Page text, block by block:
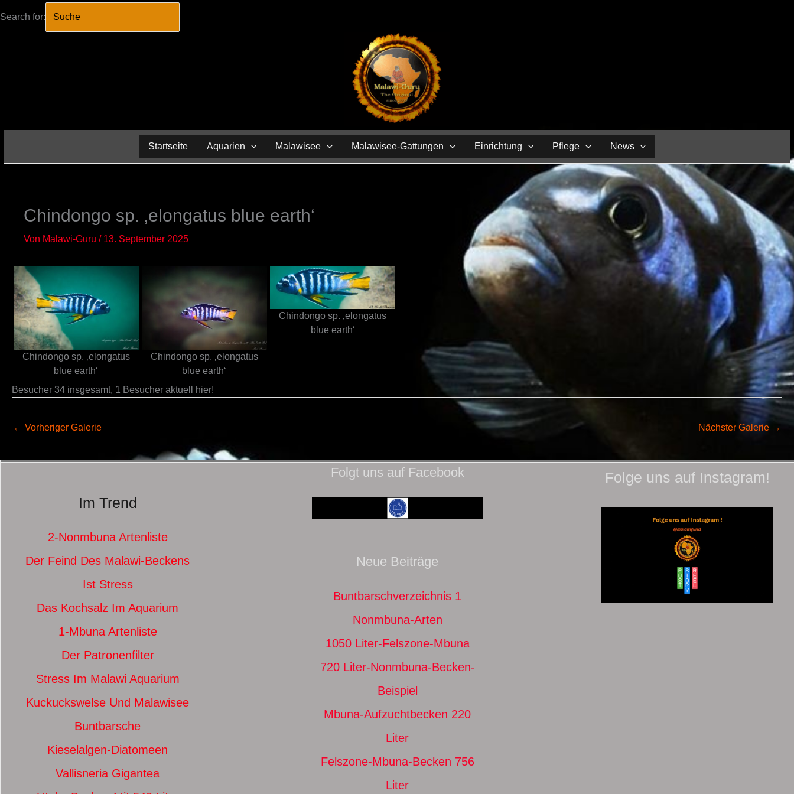
Search for:
Startseite Aquarien Malawisee Malawisee-Gattungen Einrichtung Pflege News
Chindongo sp. ‚elongatus blue earth‘
Von Malawi-Guru / 13. September 2025
Chindongo sp. ‚elongatus
blue earth‘
Chindongo sp. ‚elongatus
blue earth‘
Chindongo sp. ‚elongatus
blue earth‘
Besucher 34 insgesamt, 1 Besucher aktuell hier!
← Vorheriger Galerie Nächster Galerie →
Im Trend
2-Nonmbuna Artenliste
Der Feind Des Malawi-Beckens
Ist Stress
Das Kochsalz Im Aquarium
1-Mbuna Artenliste
Der Patronenfilter
Stress Im Malawi Aquarium
Kuckuckswelse Und Malawisee
Buntbarsche
Kieselalgen-Diatomeen
Vallisneria Gigantea
Folgt uns auf Facebook
Neue Beiträge
Buntbarschverzeichnis 1
Nonmbuna-Arten
1050 Liter-Felszone-Mbuna
720 Liter-Nonmbuna-Becken-
Beispiel
Mbuna-Aufzuchtbecken 220
Liter
Felszone-Mbuna-Becken 756
Liter
Folge uns auf Instagram!